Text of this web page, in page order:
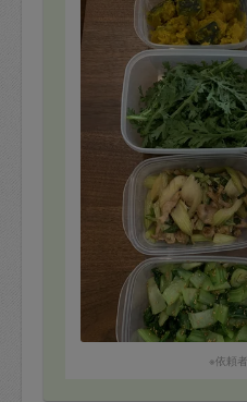
今回は主菜は焼く作業はな
で作れる余力があればなお
餃子は少し味が薄くやや物
今夜はじゃがいも掘りガレ
いただきます。
ありがとうございました。
※依頼